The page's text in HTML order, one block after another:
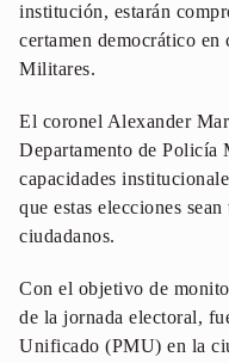
institución, estarán
certamen democrático
Militares.
El coronel Alexander
Departamento de Policía
capacidades
que estas elecciones
ciudadanos.
Con el objetivo de
de la jornada electoral,
Unificado (PMU) en la